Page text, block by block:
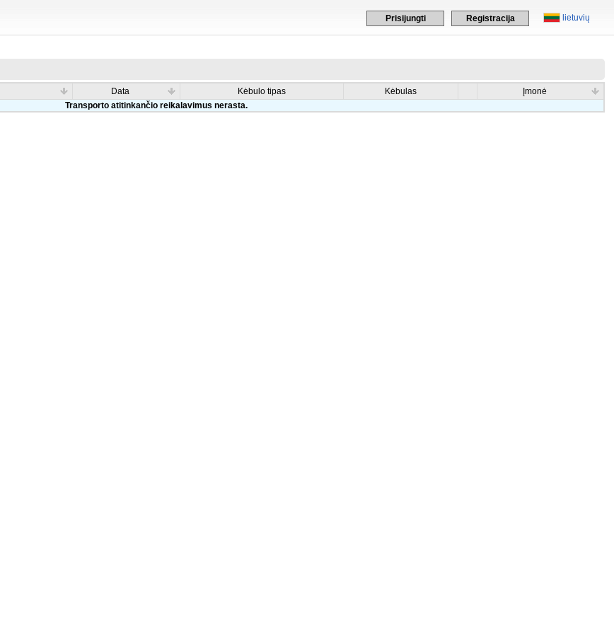
lietuvių
Prisijungti Registracija
Data Kėbulo tipas Kėbulas
Įmonė
Transporto atitinkančio reikalavimus nerasta.